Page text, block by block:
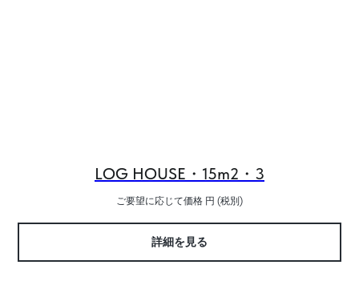
LOG HOUSE・15m2・3
ご要望に応じて価格 円 (税別)
詳細を見る